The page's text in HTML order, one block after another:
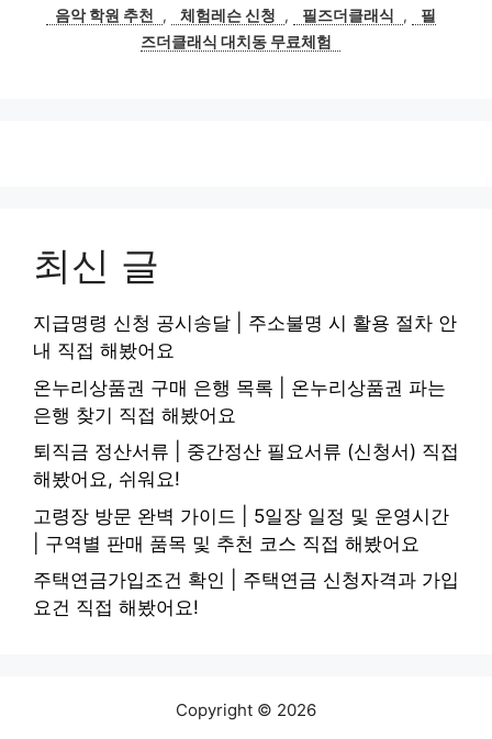
음악 학원 추천
, 체험레슨 신청 , 필즈더클래식 ,
필
즈더클래식 대치동 무료체험
최신 글
지급명령 신청 공시송달 | 주소불명 시 활용 절차 안
내 직접 해봤어요
온누리상품권 구매 은행 목록 | 온누리상품권 파는
은행 찾기 직접 해봤어요
퇴직금 정산서류 | 중간정산 필요서류 (신청서) 직접
해봤어요, 쉬워요!
고령장 방문 완벽 가이드 | 5일장 일정 및 운영시간
| 구역별 판매 품목 및 추천 코스 직접 해봤어요
주택연금가입조건 확인 | 주택연금 신청자격과 가입
요건 직접 해봤어요!
Copyright © 2026